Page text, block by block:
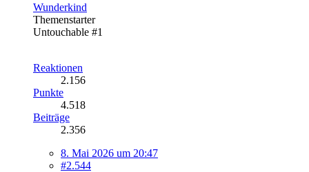
Wunderkind
Themenstarter
Untouchable #1
Reaktionen
2.156
Punkte
4.518
Beiträge
2.356
8. Mai 2026 um 20:47
#2.544